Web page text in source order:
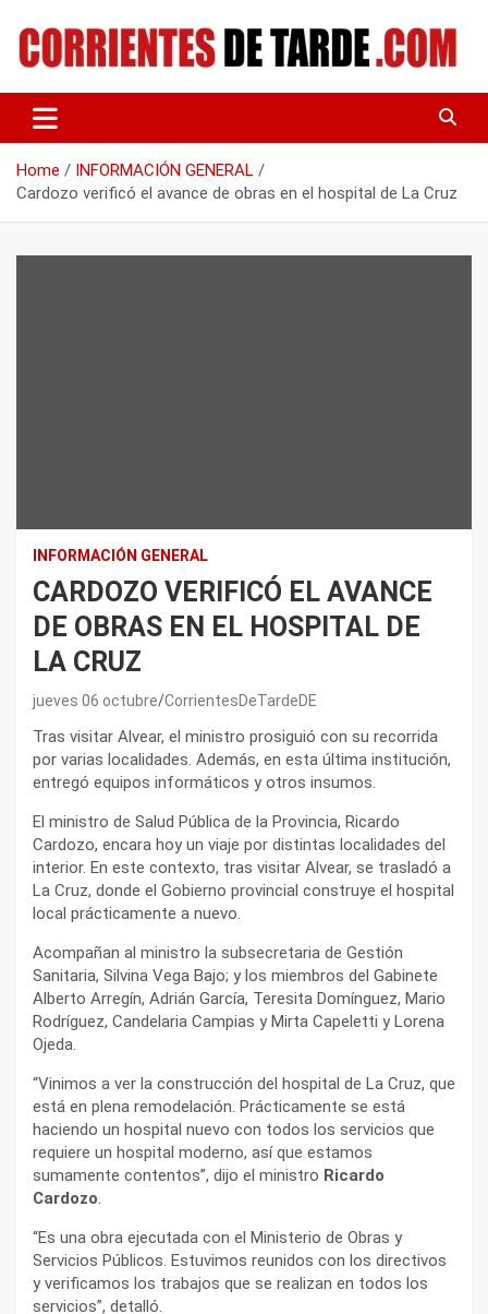
content
CORRIENTES DE TARDE
Home
INFORMACIÓN GENERAL
Cardozo verificó el avance de obras en el hospital de La Cruz
INFORMACIÓN GENERAL
CARDOZO VERIFICÓ EL AVANCE
DE OBRAS EN EL HOSPITAL DE
LA CRUZ
jueves 06 octubre CorrientesDeTardeDE
Tras visitar Alvear, el ministro prosiguió con su recorrida
por varias localidades. Además, en esta última institución,
entregó equipos informáticos y otros insumos.
El ministro de Salud Pública de la Provincia, Ricardo
Cardozo, encara hoy un viaje por distintas localidades del
interior. En este contexto, tras visitar Alvear, se trasladó a
La Cruz, donde el Gobierno provincial construye el hospital
local prácticamente a nuevo.
Acompañan al ministro la subsecretaria de Gestión
Sanitaria, Silvina Vega Bajo; y los miembros del Gabinete
Alberto Arregín, Adrián García, Teresita Domínguez, Mario
Rodríguez, Candelaria Campias y Mirta Capeletti y Lorena
Ojeda.
“Vinimos a ver la construcción del hospital de La Cruz, que
está en plena remodelación. Prácticamente se está
haciendo un hospital nuevo con todos los servicios que
requiere un hospital moderno, así que estamos
sumamente contentos”, dijo el ministro Ricardo
Cardozo.
“Es una obra ejecutada con el Ministerio de Obras y
Servicios Públicos. Estuvimos reunidos con los directivos
y verificamos los trabajos que se realizan en todos los
servicios”, detalló.